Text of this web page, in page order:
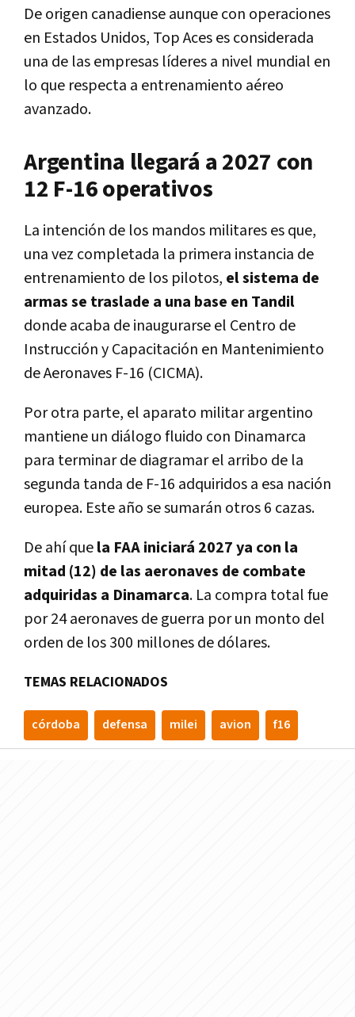
De origen canadiense aunque con operaciones
en Estados Unidos, Top Aces es considerada
una de las empresas líderes a nivel mundial en
lo que respecta a entrenamiento aéreo
avanzado.
Argentina llegará a 2027 con
12 F-16 operativos
La intención de los mandos militares es que,
una vez completada la primera instancia de
entrenamiento de los pilotos, el sistema de
armas se traslade a una base en Tandil
donde acaba de inaugurarse el Centro de
Instrucción y Capacitación en Mantenimiento
de Aeronaves F-16 (CICMA).
Por otra parte, el aparato militar argentino
mantiene un diálogo fluido con Dinamarca
para terminar de diagramar el arribo de la
segunda tanda de F-16 adquiridos a esa nación
europea. Este año se sumarán otros 6 cazas.
De ahí quela FAA iniciará 2027 ya con la
mitad (12) de las aeronaves de combate
adquiridas a Dinamarca. La compra total fue
por 24 aeronaves de guerra por un monto del
orden de los 300 millones de dólares.
TEMAS RELACIONADOS
córdoba defensa milei avion f16